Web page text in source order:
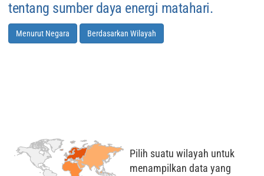
tentang sumber daya energi matahari.
Menurut Negara Berdasarkan Wilayah
017.5
Pilih suatu wilayah untuk
menampilkan data yang